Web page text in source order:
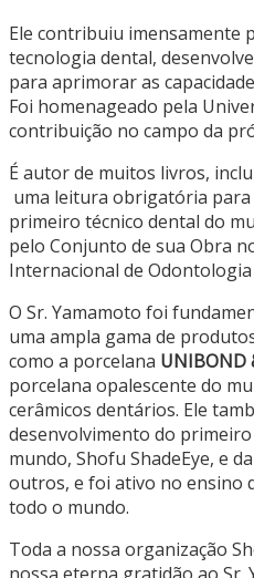
Ele contribuiu imensamente
tecnologia dental,
para aprimorar as
Foi homenageado pela
contribuição no campo da
É autor de muitos livros,
uma leitura obrigatória para
primeiro técnico dental do
pelo Conjunto de sua Obra
Internacional de Odontologia
O Sr. Yamamoto foi
uma ampla gama de
como a porcelana UNIBOND
porcelana opalescente do
cerâmicos dentários. Ele
desenvolvimento do
mundo, Shofu ShadeEye, e
outros, e foi ativo no ensino
todo o mundo.
Toda a nossa organização